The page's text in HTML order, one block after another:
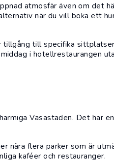
atmosfär även om det
när du vill boka ett
tillgång till specifika
i hotellrestaurangen
Vasastaden. Det har
nära flera parker som är
kaféer och restauranger.